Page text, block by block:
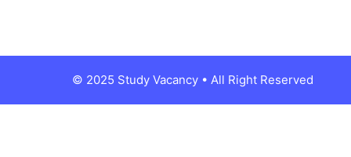
© 2025 Study Vacancy • All Right Reserved